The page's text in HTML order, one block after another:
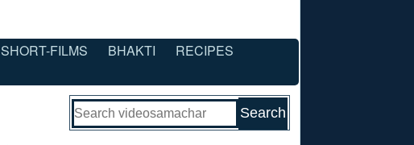
SHORT-FILMS BHAKTI
RECIPES